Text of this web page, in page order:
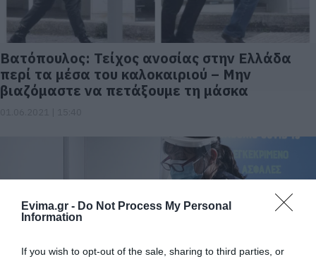
Evima.gr - Do Not Process My Personal
Information
If you wish to opt-out of the sale, sharing to third parties, or
Βατόπουλος: Τείχος ανοσίας στην Ελλάδα
περί τα μέσα του καλοκαιριού – Μην
βιαζόμαστε να πετάξουμε τη μάσκα